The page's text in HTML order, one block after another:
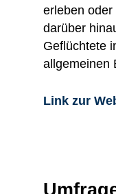
erleben
darüber
Geflüchtete
allgemeinen
Link zur